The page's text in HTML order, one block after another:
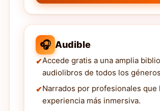
🎧 Audible
Accede gratis a una amplia
audiolibros de todos los
Narrados por profesionales que
experiencia más inmersiva.